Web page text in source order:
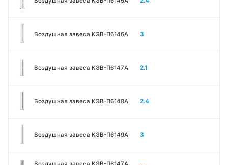
Воздушная завеса КЭВ-П6146A 3
Воздушная завеса КЭВ-П6147A 2.1
Воздушная завеса КЭВ-П6148A 2.4
Воздушная завеса КЭВ-П6149A 3